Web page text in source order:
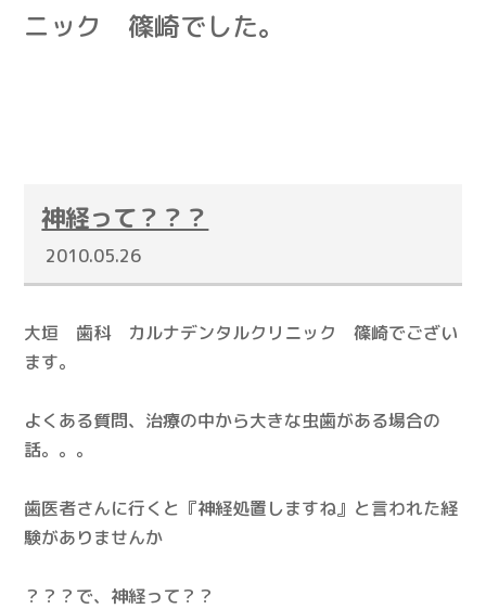
ニック 篠崎でした。
神経って？？？
2010.05.26
大垣 歯科 カルナデンタルクリニック 篠崎でござい
ます。
よくある質問、治療の中から大きな虫歯がある場合の
話。。。
歯医者さんに行くと『神経処置しますね』と言われた経
験がありませんか
？？？で、神経って？？